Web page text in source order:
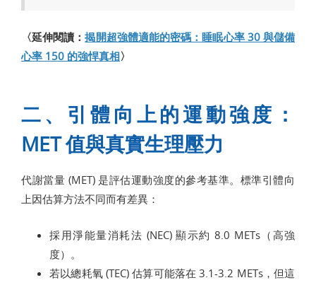
〈延伸閱讀：揭開超強體適能的密碼：睡眠心率 30 與儲備
心率 150 的強悍真相〉
二、引體向上的運動強度：
MET 值與真實生理壓力
代謝當量 (MET) 是評估運動強度的參考基準。標準引體向
上因估算方法不同而有差異：
採用淨能量消耗法 (NEC) 顯示約 8.0 METs（高強
度）。
若以總耗氧 (TEC) 估算可能落在 3.1-3.2 METs，但這